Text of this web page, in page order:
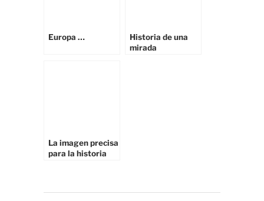
Europa …
Historia de una
mirada
La imagen precisa
para la historia
portal de